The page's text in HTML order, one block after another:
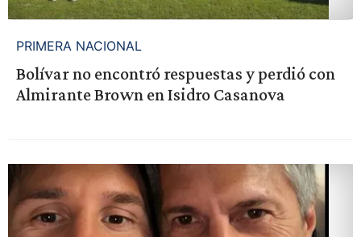
PRIMERA NACIONAL
Bolívar no encontró respuestas y perdió con
Almirante Brown en Isidro Casanova